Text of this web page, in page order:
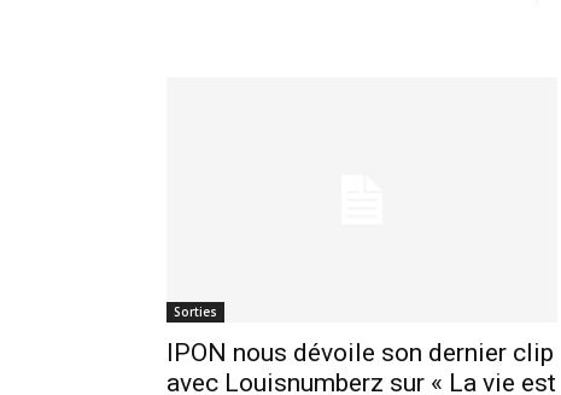
Sorties
IPON nous dévoile son dernier clip
avec Louisnumberz sur « La vie est